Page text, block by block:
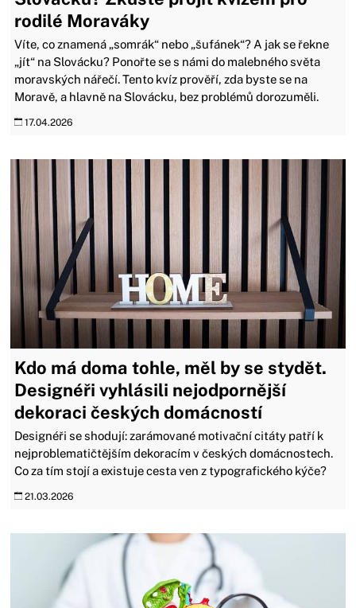
rodilé Moraváky
Víte, co znamená „somrák“ nebo „šufánek“? A jak se řekne
„jít“ na Slovácku? Ponořte se s námi do malebného světa
moravských nářečí. Tento kvíz prověří, zda byste se na
Moravě, a hlavně na Slovácku, bez problémů dorozuměli.
17.04.2026
Kdo má doma tohle, měl by se stydět.
Designéři vyhlásili nejodpornější
dekoraci českých domácností
Designéři se shodují: zarámované motivační citáty patří k
nejproblematičtějším dekoracím v českých domácnostech.
Co za tím stojí a existuje cesta ven z typografického kýče?
21.03.2026